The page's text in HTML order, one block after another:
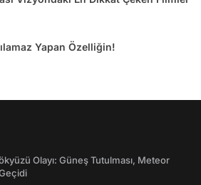
Yapan Özelliğin!
Olayı: Güneş Tutulması, Meteor